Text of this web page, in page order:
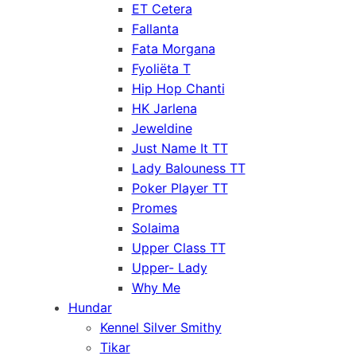
ET Cetera
Fallanta
Fata Morgana
Fyoliëta T
Hip Hop Chanti
HK Jarlena
Jeweldine
Just Name It TT
Lady Balouness TT
Poker Player TT
Promes
Solaima
Upper Class TT
Upper- Lady
Why Me
Hundar
Kennel Silver Smithy
Tikar